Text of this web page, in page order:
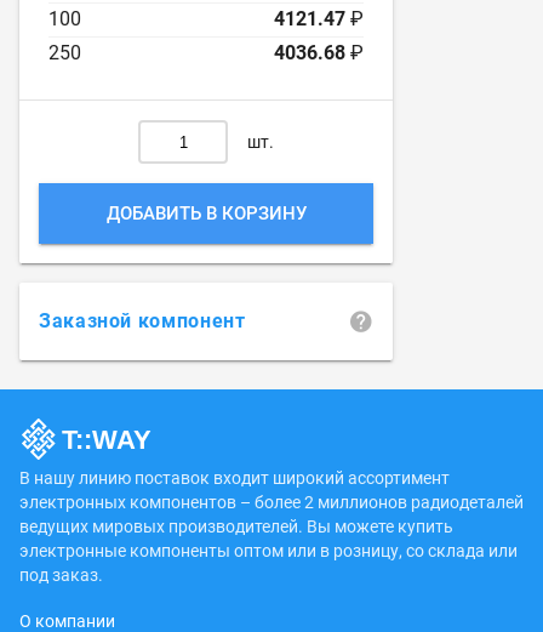
100
4121.47 ₽
250
4036.68 ₽
шт.
ДОБАВИТЬ В КОРЗИНУ
Заказной компонент
В нашу линию поставок входит широкий ассортимент
электронных компонентов – более 2 миллионов радиодеталей
ведущих мировых производителей. Вы можете купить
электронные компоненты оптом или в розницу, со склада или
под заказ.
О компании